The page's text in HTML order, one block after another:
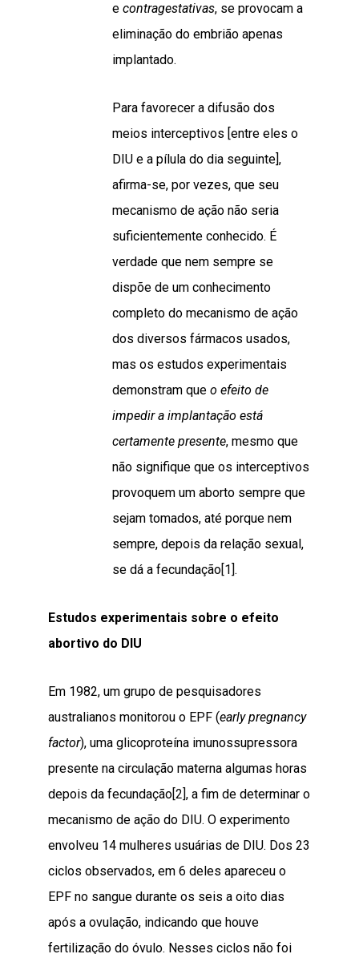
e contragestativas, se provocam a
eliminação do embrião apenas
implantado.
Para favorecer a difusão dos
meios interceptivos [entre eles o
DIU e a pílula do dia seguinte],
afirma-se, por vezes, que seu
mecanismo de ação não seria
suficientemente conhecido. É
verdade que nem sempre se
dispõe de um conhecimento
completo do mecanismo de ação
dos diversos fármacos usados,
mas os estudos experimentais
demonstram que o efeito de
impedir a implantação está
certamente presente, mesmo que
não signifique que os interceptivos
provoquem um aborto sempre que
sejam tomados, até porque nem
sempre, depois da relação sexual,
se dá a fecundação [1] .
Estudos experimentais sobre o efeito
abortivo do DIU
Em 1982, um grupo de pesquisadores
australianos monitorou o EPF (early pregnancy
factor), uma glicoproteína imunossupressora
presente na circulação materna algumas horas
depois da fecundação [2] , a fim de determinar o
mecanismo de ação do DIU. O experimento
envolveu 14 mulheres usuárias de DIU. Dos 23
ciclos observados, em 6 deles apareceu o
EPF no sangue durante os seis a oito dias
após a ovulação, indicando que houve
fertilização do óvulo. Nesses ciclos não foi